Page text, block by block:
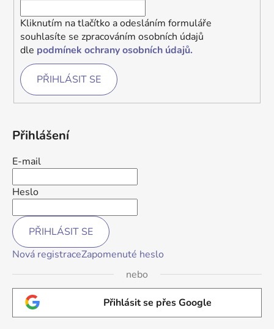
Kliknutím na tlačítko a odesláním formuláře
souhlasíte se zpracováním osobních údajů
dle podmínek ochrany osobních údajů.
PŘIHLÁSIT SE
Přihlášení
E-mail
Heslo
PŘIHLÁSIT SE
Nová registraceZapomenuté heslo
nebo
Přihlásit se přes Google